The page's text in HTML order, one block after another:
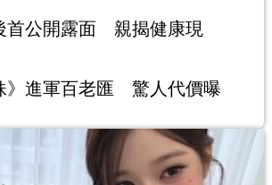
首公開露面 親揭健康現
》進軍百老匯 驚人代價曝